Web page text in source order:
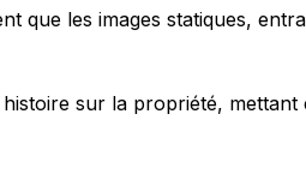
que les images statiques,
sur la propriété, mettant